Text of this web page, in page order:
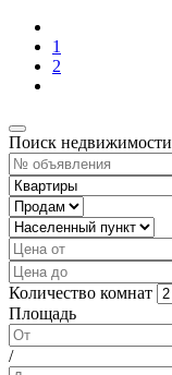
1
2
Поиск недвижимости
Количество комнат
Площадь
/